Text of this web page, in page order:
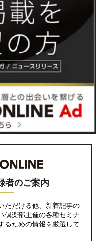
者のご案内
ただける他、新着記事の
倶楽部主催の各種セミナ
るための情報を厳選して